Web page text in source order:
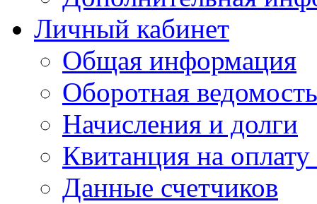
Личный кабинет
Общая информация
Оборотная ведомость
Начисления и долги
Квитанция на
Данные счетчиков